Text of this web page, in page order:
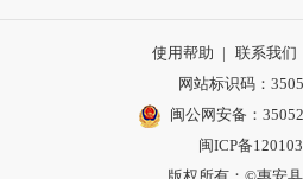
使用帮助 | 联系我们
网站标识码：
闽公网安备：
闽ICP备